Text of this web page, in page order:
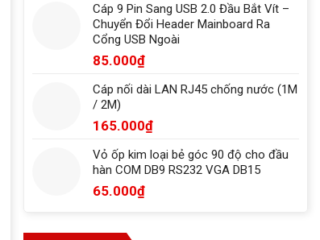
Cáp 9 Pin Sang USB 2.0 Đầu Bắt Vít –
Chuyển Đổi Header Mainboard Ra
Cổng USB Ngoài
85.000₫
Cáp nối dài LAN RJ45 chống nước (1M
/ 2M)
165.000₫
Vỏ ốp kim loại bẻ góc 90 độ cho đầu
hàn COM DB9 RS232 VGA DB15
65.000₫